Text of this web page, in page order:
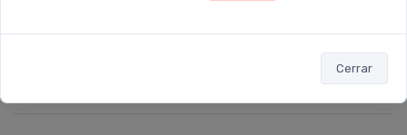
Cerrar
una lástima que no exista pago en cuotas, ya que esto
dificulta para realizar más compras, en mi caso tuve que
esperar más tiempo del que queria por ko tener cuotas